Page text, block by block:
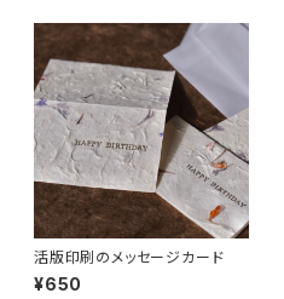
活版印刷のメッセージカード
¥650